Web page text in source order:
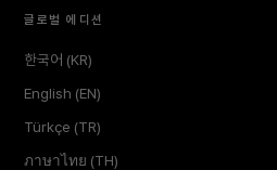
글로벌 에디션
한국어 (KR)
English (EN)
Türkçe (TR)
ภาษาไทย (TH)